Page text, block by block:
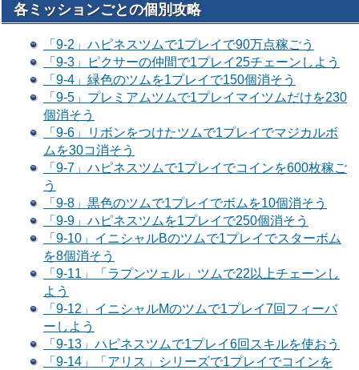
各ミッションごとの個別攻略
「9-2」ハピネスツムで1プレイで90万点稼ごう
「9-3」ピクサーの仲間で1プレイ25チェーンしよう
「9-4」緑色のツムを1プレイで150個消そう
「9-5」プレミアムツムで1プレイマイツムだけを230
個消そう
「9-6」リボンをつけたツムで1プレイでマジカルボ
ムを30コ消そう
「9-7」ハピネスツムで1プレイでコインを600枚稼ご
う
「9-8」黒色のツムで1プレイでボムを10個消そう
「9-9」ハピネスツムを1プレイで250個消そう
「9-10」イニシャルBのツムで1プレイでスターボム
を8個消そう
「9-11」「ラプンツェル」ツムで22以上チェーンし
よう
「9-12」イニシャルMのツムで1プレイ7回フィーバ
ーしよう
「9-13」ハピネスツムで1プレイ6回スキルを使おう
「9-14」「アリス」シリーズで1プレイでコインを